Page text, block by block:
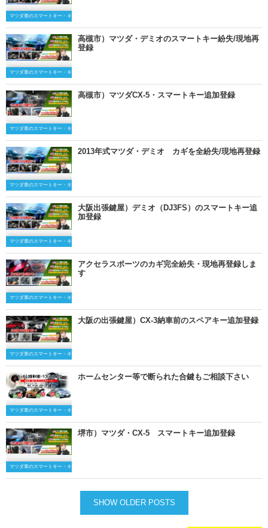
マツダ車のスマートキー・キーレスキー
マツダ車のスマートキー・キーレスキー
高槻市）マツダ・デミオのスマートキー紛失/現地再
登録
マツダ車のスマートキー・キーレスキー
高槻市）マツダCX-5・スマートキー追加登録
マツダ車のスマートキー・キーレスキー
2013年式マツダ・デミオ カギを全紛失/現地再登録
マツダ車のスマートキー・キーレスキー
大阪出張鍵屋）デミオ（DJ3FS）のスマートキー追
加登録
マツダ車のスマートキー・キーレスキー
アクセラスポーツのカギ完全紛失・現地再登録しま
す
マツダ車のスマートキー・キーレスキー
大阪の出張鍵屋）CX-3納車前のスペアキー追加登録
マツダ車のスマートキー・キーレスキー
ホームセンター等で断られた合鍵もご相談下さい
マツダ車のスマートキー・キーレスキー
堺市）マツダ・CX-5 スマートキー追加登録
SHOW OLDER POSTS